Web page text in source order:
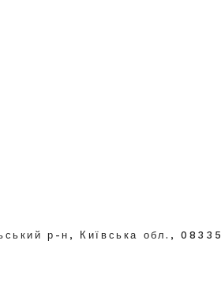
р-н, Київська обл., 08335